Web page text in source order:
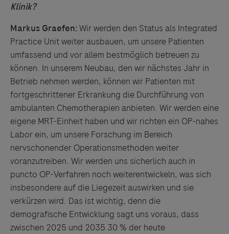
Klinik?
Markus Graefen: Wir werden den Status als Integrated
Practice Unit weiter ausbauen, um unsere Patienten
umfassend und vor allem bestmöglich betreuen zu
können. In unserem Neubau, den wir nächstes Jahr in
Betrieb nehmen werden, können wir Patienten mit
fortgeschrittener Erkrankung die Durchführung von
ambulanten Chemotherapien anbieten. Wir werden eine
eigene MRT-Einheit haben und wir richten ein OP-nahes
Labor ein, um unsere Forschung im Bereich
nervschonender Operationsmethoden weiter
voranzutreiben. Wir werden uns sicherlich auch in
puncto OP-Verfahren noch weiterentwickeln, was sich
insbesondere auf die Liegezeit auswirken und sie
verkürzen wird. Das ist wichtig, denn die
demografische Entwicklung sagt uns voraus, dass
zwischen 2025 und 2035 30 % der heute